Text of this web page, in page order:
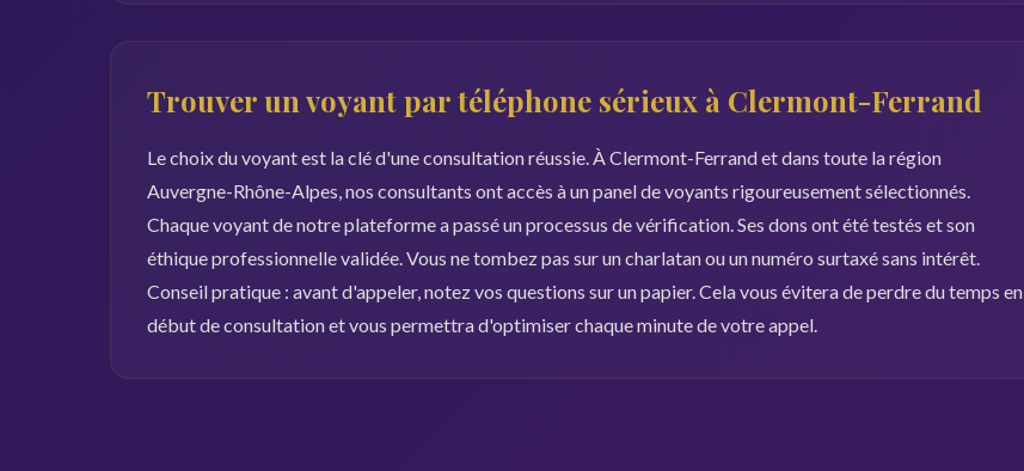
Trouver un voyant par téléphone sérieux à Clermont-Ferrand
Le choix du voyant est la clé d'une consultation réussie. À Clermont-Ferrand et dans toute la région
Auvergne-Rhône-Alpes, nos consultants ont accès à un panel de voyants rigoureusement sélectionnés.
Chaque voyant de notre plateforme a passé un processus de vérification. Ses dons ont été testés et son
éthique professionnelle validée. Vous ne tombez pas sur un charlatan ou un numéro surtaxé sans intérêt.
Conseil pratique : avant d'appeler, notez vos questions sur un papier. Cela vous évitera de perdre du temps en
début de consultation et vous permettra d'optimiser chaque minute de votre appel.